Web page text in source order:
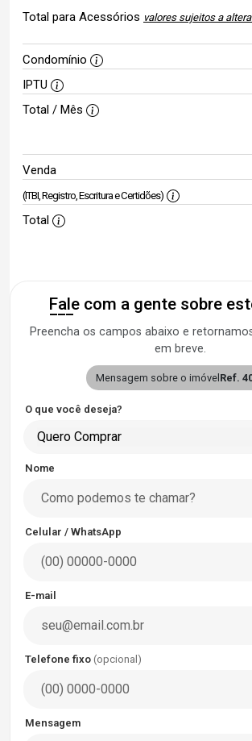
Total para Acessórios valores sujeitos a
Condomínio
IPTU
Total / Mês
Venda
(ITBI, Registro, Escritura e Certidões)
Total
Fale com a gente sobre
Preencha os campos abaixo e
em breve.
Mensagem sobre o imóvelRef.
O que você deseja?
Quero Comprar
Nome
Celular / WhatsApp
E-mail
Telefone fixo (opcional)
Mensagem